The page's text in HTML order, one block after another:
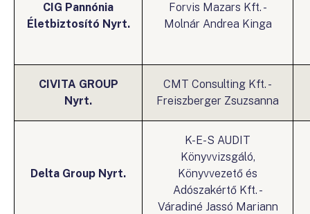
CIG Pannónia
Életbiztosító Nyrt.
Forvis Mazars Kft. -
Molnár Andrea Kinga
CIVITA GROUP
Nyrt.
CMT Consulting Kft. -
Freiszberger Zsuzsanna
Delta Group Nyrt.
K-E-S AUDIT
Könyvvizsgáló,
Könyvvezető és
Adószakértő Kft. -
Váradiné Jassó Mariann